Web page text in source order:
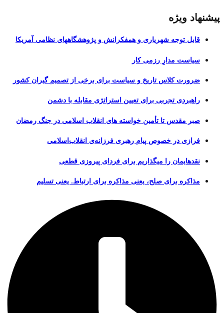
پیشنهاد ویژه
قابل توجه شهریاری و همفکرانش و پژوهشگاههای نظامی آمریکا
سیاست مدارِ رزمی کار
ضرورت کلاس تاریخ و سیاست برای برخی از تصمیم گیران کشور
راهبردی تجربی برای تعیین استراتژی مقابله با دشمن
صبر مقدس تا تأمین خواسته های انقلاب اسلامی در جنگ رمضان
فرازی در خصوص پیام رهبری فرزانه‌ی انقلاب‌اسلامی
نقدهایمان را میگذاریم برای فردای پیروزی قطعی
مذاکره برای صلح، یعنی مذاکره برای ارتباط. یعنی تسلیم